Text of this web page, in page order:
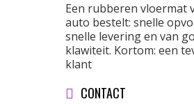
Een rubberen vloermat
auto bestelt: snelle
snelle levering en van
klawiteit. Kortom: een
klant
CONTACT